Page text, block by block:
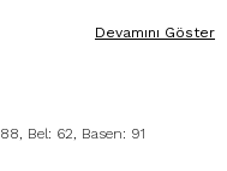
Bel: 62, Basen: 91
Devamını Göster